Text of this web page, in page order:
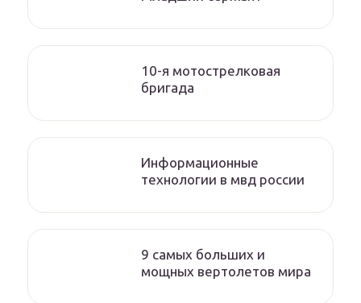
10-я мотострелковая
бригада
Информационные
технологии в мвд россии
9 самых больших и
мощных вертолетов мира